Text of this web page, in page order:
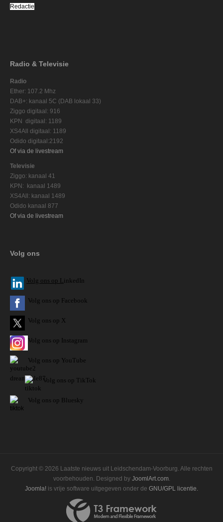
Redactie
Radio & Televisie
Radio
Ether: 107.2 Mhz
DAB+: kanaal 5C (DAB lokaal 33)
Ziggo digitaal: 916
KPN digitaal: 1189
XS4All digitaal: 1189
Odido digitaal:2192
Of via de livestream
Televisie
Ziggo: kanaal 41
KPN: kanaal 1489
XS4All: kanaal 1489
Odido kanaal 877
Of via de livestream
Volg ons
Volg ons op L inkedIn
Volg ons op Facebook
Volg ons op X
Volg ons op Instagram
Volg ons op YouTube
Volg ons op TikTok
Volg ons op Bluesky
Copyright © 2026 Laatste nieuws uit Leidschendam-Voorburg. Alle rechten
voorbehouden. Designed by JoomlArt.com.
Joomla! is vrije software uitgegeven onder de GNU/GPL licentie.